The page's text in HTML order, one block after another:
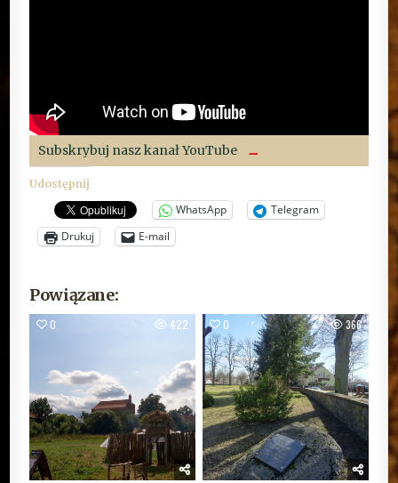
Subskrybuj nasz kanał YouTube
Udostępnij
WhatsApp
Telegram
Drukuj
E-mail
Powiązane:
0 422 0 366